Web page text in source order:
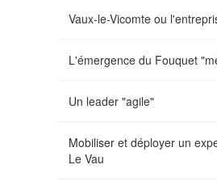
Vaux-le-Vicomte ou
L'émergence du Fouquet
Un leader "agile"
Mobiliser et déployer un
Le Vau